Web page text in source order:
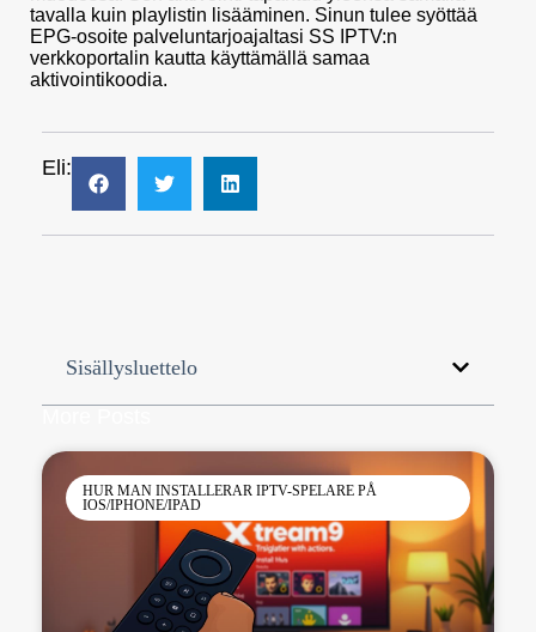
tavalla kuin playlistin lisääminen. Sinun tulee syöttää
EPG-osoite palveluntarjoajaltasi SS IPTV:n
verkkoportalin kautta käyttämällä samaa
aktivointikoodia.
Eli:
Sisällysluettelo
HUR MAN INSTALLERAR IPTV-SPELARE PÅ
IOS/IPHONE/IPAD